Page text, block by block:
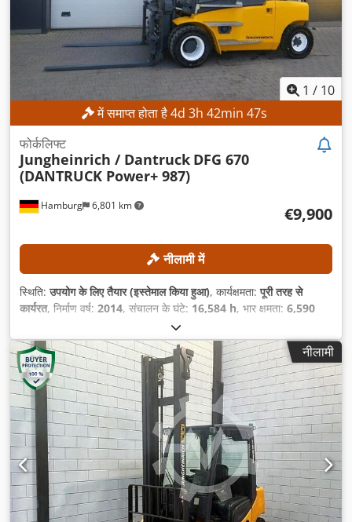
1 / 10
में समाप्त होता है4d 3h 42min 45s
Hamburg 6,801 km
फोर्कलिफ्ट
Jungheinrich / Dantruck DFG 670
(DANTRUCK Power+ 987)
€9,900
नीलामी में
स्थिति:उपयोग के लिए तैयार (इस्तेमाल किया हुआ), कार्यक्षमता:पूरी तरह से
कार्यरत, निर्माण वर्ष: 2014, संचालन के घंटे: 16,584 h, भार क्षमता: 6,590
, निर्माण ऊँचाई:
चौड़ाई:2,000 मिमी, फोर्क की लंबाई:1,800 मिमी,
नीलामी